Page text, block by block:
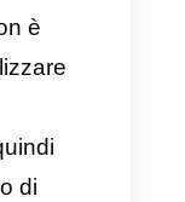
, la quale
di utilizzare
ed